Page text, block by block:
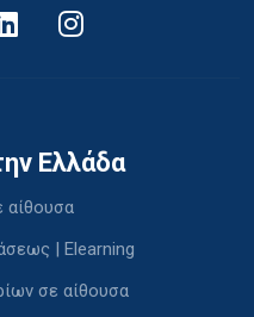
Ελλάδα
αίθουσα
| Elearning
σε αίθουσα